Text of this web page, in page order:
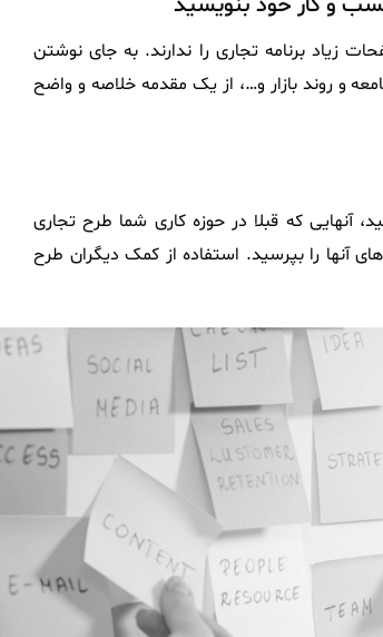
زیاد برنامه تجاری را ندارند. به جای نوشتن
و روند بازار و…، از یک مقدمه خلاصه و واضح
آنهایی که قبلا در حوزه کاری شما طرح تجاری
آنها را بپرسید. استفاده از کمک دیگران طرح